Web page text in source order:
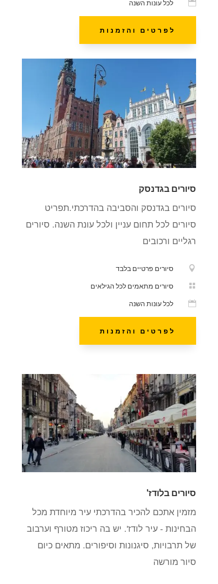
 לכל עונות השנה
לפרטים והזמנות
סיורים בגדנסק
סיורים בגדנסק והסביבה בהדרכתי.תפריט
סיורים לכל תחום עניין ולכל עונת השנה. סיורים
רגליים ורכובים
 סיורים פרטיים בלבד
 סיורים מתאמים לכל הגילאים
 לכל עונות השנה
לפרטים והזמנות
סיורים בלודז'
מזמין אתכם להכיר בהדרכתי עיר מיוחדת מכל
הבחינות - עיר לודז'. יש בה ריכוז מטורף וערבוב
של תרבויות, סיגנונות וסיפורים. מתאים כיום
סיור מורשה